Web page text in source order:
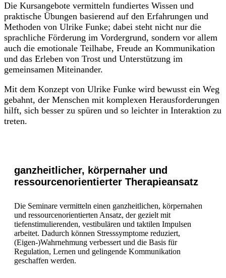
Die Kursangebote vermitteln fundiertes Wissen und
praktische Übungen basierend auf den Erfahrungen und
Methoden von Ulrike Funke; dabei steht nicht nur die
sprachliche Förderung im Vordergrund, sondern vor allem
auch die emotionale Teilhabe, Freude an Kommunikation
und das Erleben von Trost und Unterstützung im
gemeinsamen Miteinander.
Mit dem Konzept von Ulrike Funke wird bewusst ein Weg
gebahnt, der Menschen mit komplexen Herausforderungen
hilft, sich besser zu spüren und so leichter in Interaktion zu
treten.
ganzheitlicher, körpernaher und
ressourcenorientierter Therapieansatz
Die Seminare vermitteln einen ganzheitlichen, körpernahen
und ressourcenorientierten Ansatz, der gezielt mit
tiefenstimulierenden, vestibulären und taktilen Impulsen
arbeitet. Dadurch können Stresssymptome reduziert,
(Eigen-)Wahrnehmung verbessert und die Basis für
Regulation, Lernen und gelingende Kommunikation
geschaffen werden.